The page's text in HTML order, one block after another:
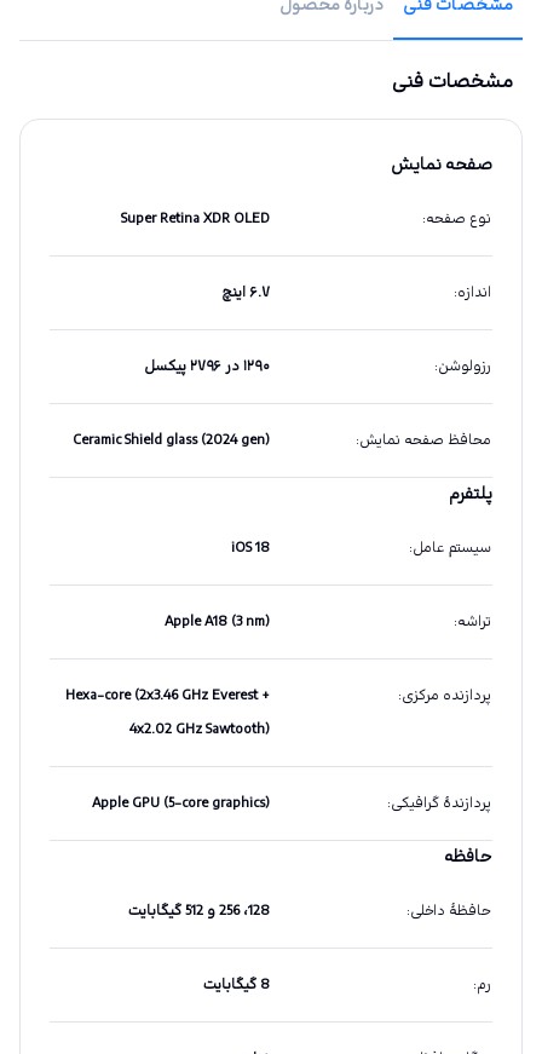
مشخصات فنی دربارهٔ محصول
مشخصات فنی
صفحه نمایش
نوع صفحه:
Super Retina XDR OLED
اندازه: ۶.۷ اینچ
رزولوشن: ۱۲۹۰ در ۲۷۹۶ پیکسل
محافظ صفحه نمایش:
Ceramic Shield glass (2024 gen)
پلتفرم
سیستم عامل:
iOS 18
تراشه:
Apple A18 (3 nm)
پردازنده مرکزی:
Hexa-core (2x3.46 GHz Everest +
4x2.02 GHz Sawtooth)
پردازندهٔ گرافیکی:
Apple GPU (5-core graphics)
حافظه
حافظهٔ داخلی: 128، 256 و 512 گیگابایت
رم: 8 گیگابایت